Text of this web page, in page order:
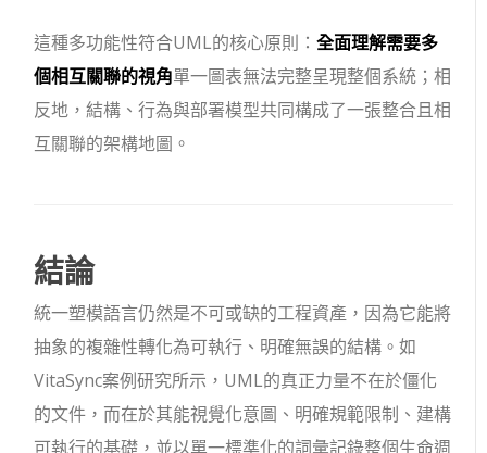
這種多功能性符合UML的核心原則：全面理解需要多
個相互關聯的視角單一圖表無法完整呈現整個系統；相
反地，結構、行為與部署模型共同構成了一張整合且相
互關聯的架構地圖。
結論
統一塑模語言仍然是不可或缺的工程資產，因為它能將
抽象的複雜性轉化為可執行、明確無誤的結構。如
VitaSync案例研究所示，UML的真正力量不在於僵化
的文件，而在於其能視覺化意圖、明確規範限制、建構
可執行的基礎，並以單一標準化的詞彙記錄整個生命週